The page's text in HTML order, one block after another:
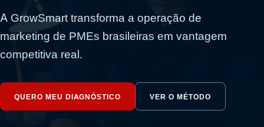
A GrowSmart transforma a operação de
marketing de PMEs brasileiras em vantagem
competitiva real.
QUERO MEU DIAGNÓSTICO VER O MÉTODO